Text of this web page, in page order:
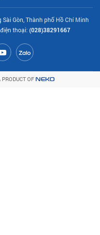
Gòn, Thành phố Hồ Chí Minh
thoại: (028)38291667
OF NEKO